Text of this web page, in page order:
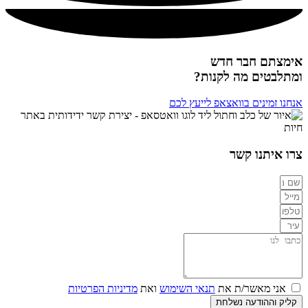
אימצתם חבר חדש
ומתלבטים מה לקנות?
אנחנו זמינים בוואצאפ לייעץ לכם
צרו איתנו קשר
אני מאשר/ת את תנאי השימוש ואת מדיניות הפרטיות
קליק וההודעה נשלחת